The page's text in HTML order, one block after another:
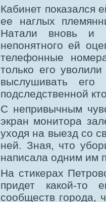
Кабинет показался
ее наглых
Натали вновь и
непонятного ей
телефонные
только его
выслушивать
подследственной
С непривычным
экран монитора
уходя на выезд со
ней. Зная, что
написала одним им
На стикерах
придет какой-то
сообществ города,